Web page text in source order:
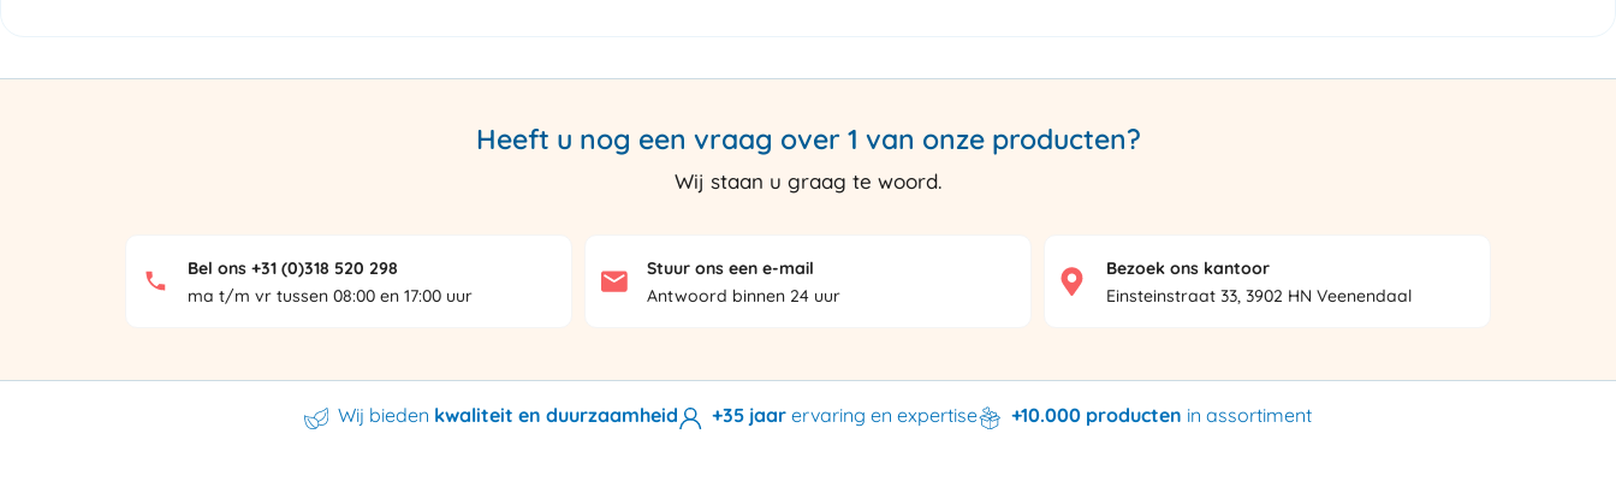
Heeft u nog een vraag over 1 van onze producten?
Wij staan u graag te woord.
Bel ons +31 (0)318 520 298
ma t/m vr tussen 08:00 en 17:00 uur
Stuur ons een e-mail
Antwoord binnen 24 uur
Bezoek ons kantoor
Einsteinstraat 33, 3902 HN Veenendaal
Wij bieden kwaliteit en duurzaamheid +35 jaar ervaring en expertise +10.000 producten in assortiment